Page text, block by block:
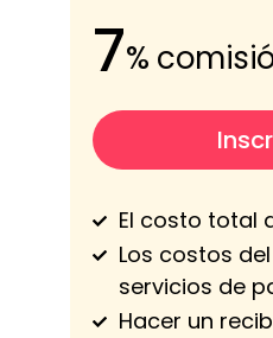
7%
El costo total
Los costos
servicios de
Hacer un